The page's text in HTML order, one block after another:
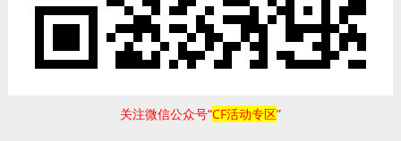
关注微信公众号“CF活动专区”